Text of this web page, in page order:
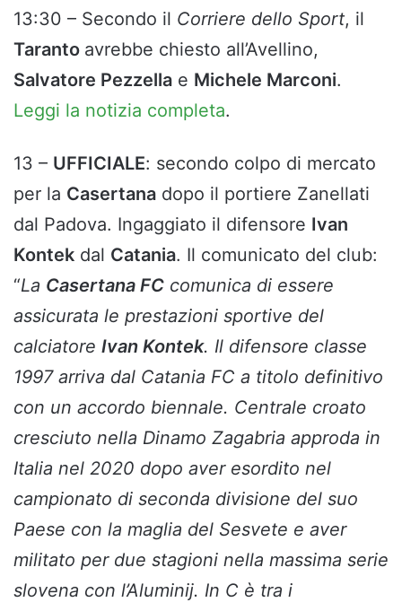
13:30 – Secondo il Corriere dello Sport, il
Taranto avrebbe chiesto all’Avellino,
Salvatore Pezzella e Michele Marconi.
Leggi la notizia completa.
13 – UFFICIALE: secondo colpo di mercato
per la Casertana dopo il portiere Zanellati
dal Padova. Ingaggiato il difensore Ivan
Kontek dal Catania. Il comunicato del club:
“La Casertana FC comunica di essere
assicurata le prestazioni sportive del
calciatore Ivan Kontek. Il difensore classe
1997 arriva dal Catania FC a titolo definitivo
con un accordo biennale. Centrale croato
cresciuto nella Dinamo Zagabria approda in
Italia nel 2020 dopo aver esordito nel
campionato di seconda divisione del suo
Paese con la maglia del Sesvete e aver
militato per due stagioni nella massima serie
slovena con l’Aluminij. In C è tra i